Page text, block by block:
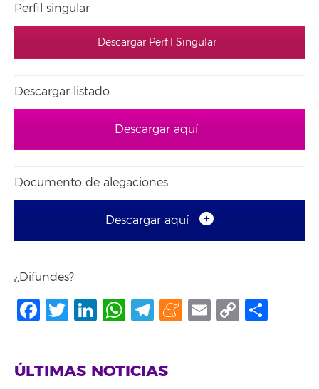
Perfil singular
Descargar Perfil Singular
Descargar listado
Descargar aquí
Documento de alegaciones
Descargar aquí
¿Difundes?
Facebook
Twitter
LinkedIn
WhatsApp
Telegram
Meneame
Email
Copy
ÚLTIMAS NOTICIAS